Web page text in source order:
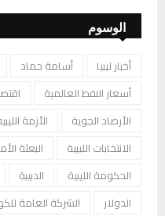
الوسوم
أخبار ليبيا أسامة حماد
أسعار النفط العالمية
الأرصاد الجوية
الأزمة
الانتخابات الليبية
البعثة
الحكومة الليبية
الدبيبة
الدولار
الشركة العامة